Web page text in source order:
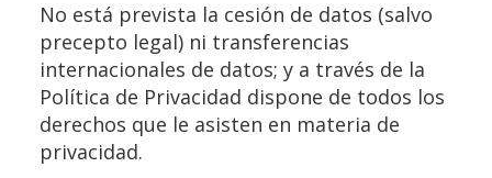
No está prevista la cesión de datos (salvo
precepto legal) ni transferencias
internacionales de datos; y a través de la
Política de Privacidad dispone de todos los
derechos que le asisten en materia de
privacidad.